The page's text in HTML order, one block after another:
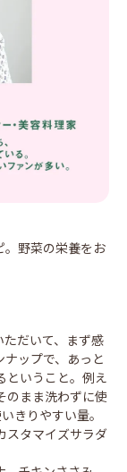
。野菜の栄養をお
だいて、まず感
ップで、あっと
ということ。例え
のまま洗わずに使
きりやすい量。
スタマイズサラダ